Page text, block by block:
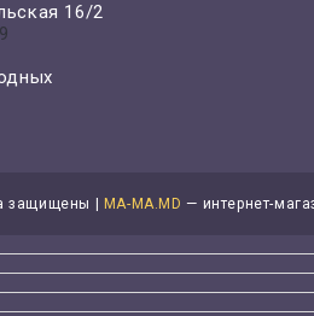
16/2
защищены | MA-MA.MD — интернет-